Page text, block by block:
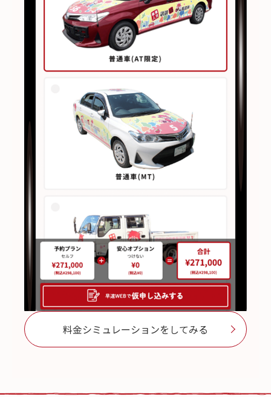
料金シミュレーションをしてみる